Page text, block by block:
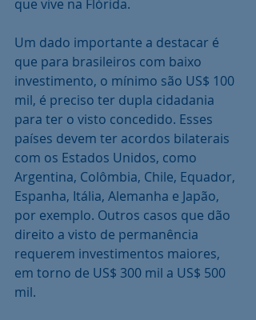
que vive na Flórida.
Um dado importante a destacar é
que para brasileiros com baixo
investimento, o mínimo são US$ 100
mil, é preciso ter dupla cidadania
para ter o visto concedido. Esses
países devem ter acordos bilaterais
com os Estados Unidos, como
Argentina, Colômbia, Chile, Equador,
Espanha, Itália, Alemanha e Japão,
por exemplo. Outros casos que dão
direito a visto de permanência
requerem investimentos maiores,
em torno de US$ 300 mil a US$ 500
mil.